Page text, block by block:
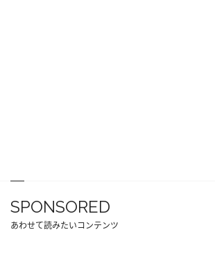
SPONSORED
あわせて読みたいコンテンツ